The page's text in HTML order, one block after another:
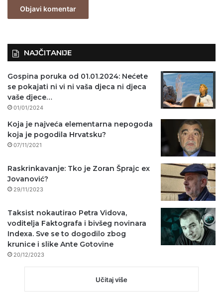
NAJČITANIJE
Gospina poruka od 01.01.2024: Nećete
se pokajati ni vi ni vaša djeca ni djeca
vaše djece…
01/01/2024
Koja je najveća elementarna nepogoda
koja je pogodila Hrvatsku?
07/11/2021
Raskrinkavanje: Tko je Zoran Šprajc ex
Jovanović?
29/11/2023
Taksist nokautirao Petra Vidova,
voditelja Faktografa i bivšeg novinara
Indexa. Sve se to dogodilo zbog
krunice i slike Ante Gotovine
20/12/2023
Učitaj više